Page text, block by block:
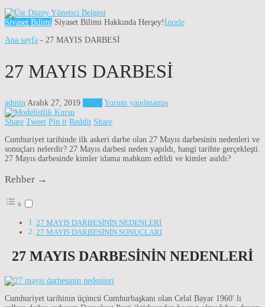
Siyaset Bilimi Siyaset Bilimi Hakkında Herşey!İncele
Ana sayfa - 27 MAYIS DARBESİ
27 MAYIS DARBESİ
admin Aralık 27, 2019 Yorum yapılmamış
Share Tweet Pin it Reddit Share
Cumhuriyet tarihinde ilk askeri darbe olan 27 Mayıs darbesinin nedenleri ve
sonuçları nelerdir? 27 Mayıs darbesi neden yapıldı, hangi tarihte gerçekleşti.
27 Mayıs darbesinde kimler idama mahkum edildi ve kimler asıldı?
Rehber →
27 MAYIS DARBESİNİN NEDENLERİ
27 MAYIS DARBESİNİN SONUÇLARI
27 MAYIS DARBESİNİN NEDENLERİ
Cumhuriyet tarihinin üçüncü Cumhurbaşkanı olan Celal Bayar 1960′ lı